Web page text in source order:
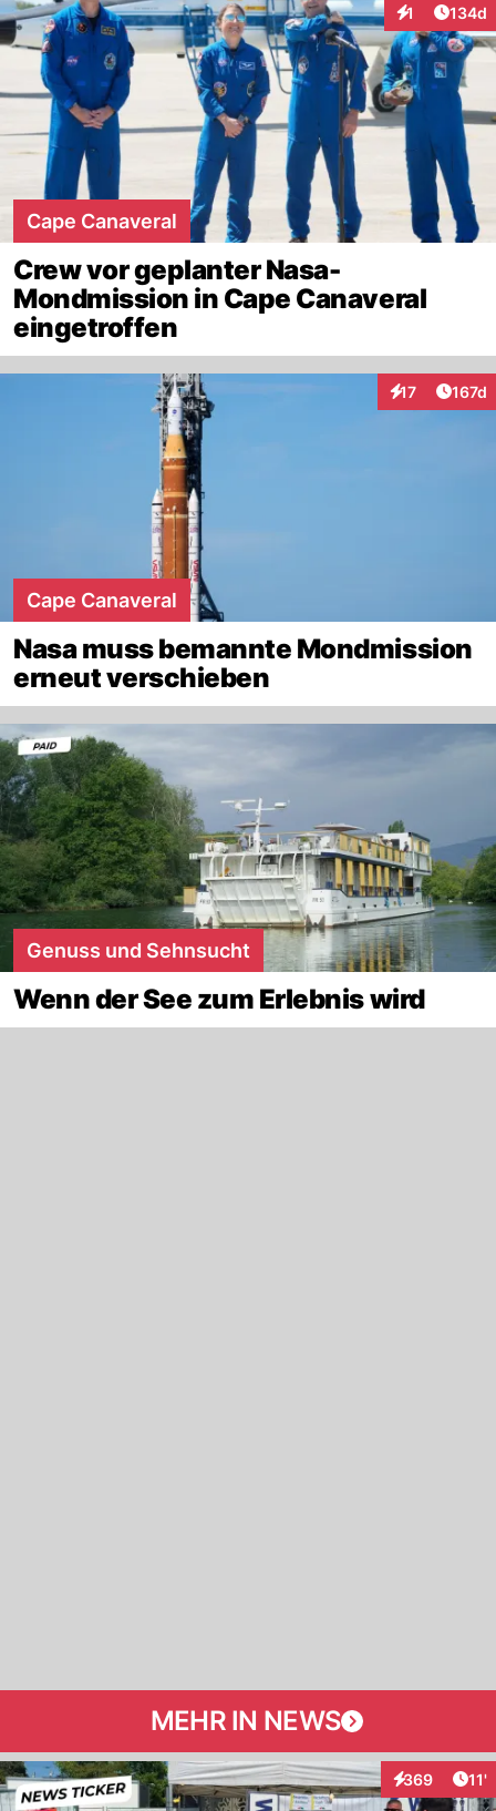
1
Interaktionen
134d
Cape Canaveral
Crew vor geplanter Nasa-
Mondmission in Cape Canaveral
eingetroffen
17
Interaktionen
167d
Cape Canaveral
Nasa muss bemannte Mondmission
erneut verschieben
Genuss und Sehnsucht
Wenn der See zum Erlebnis wird
MEHR IN NEWS
369
Interaktionen
11'